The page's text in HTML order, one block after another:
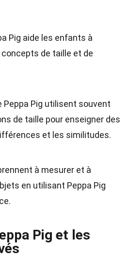
Pig aide les enfants à
de taille et de
Peppa Pig utilisent souvent
de taille pour enseigner des
et les similitudes.
à mesurer et à
en utilisant Peppa Pig
Pig et les